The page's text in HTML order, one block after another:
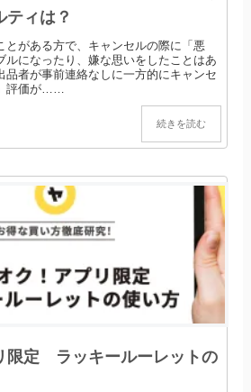
ティは？
とがある方で、キャンセルの際に「悪
ルになったり、嫌な思いをしたことはあ
品者が事前連絡なしに一方的にキャンセ
評価が……
続きを読む
限定 ラッキールーレットの